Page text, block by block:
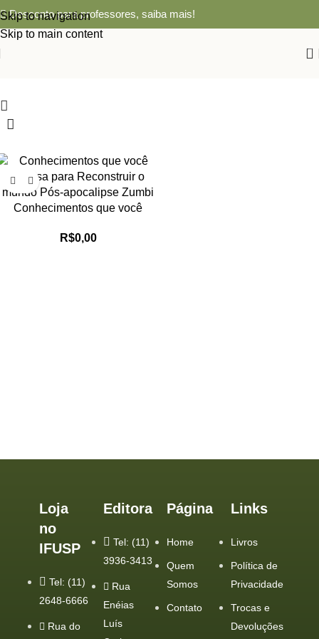
Skip to navigation
Skip to main content
Desconto para professores, saiba mais!
0
Conhecimentos que você
mundo Pós-apocalipse Zumbi
R$0,00
Loja
no
IFUSP
Tel: (11)
2648-6666
Rua do
Editora
Tel: (11)
3936-3413
Rua
Enéias
Luís
Página
Home
Quem
Somos
Contato
Links
Livros
Política de
Privacidade
Trocas e
Devoluções